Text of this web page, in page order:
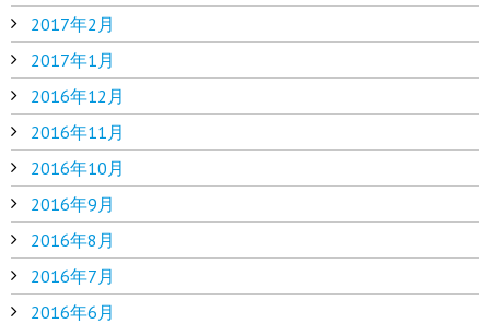
2017年2月
2017年1月
2016年12月
2016年11月
2016年10月
2016年9月
2016年8月
2016年7月
2016年6月